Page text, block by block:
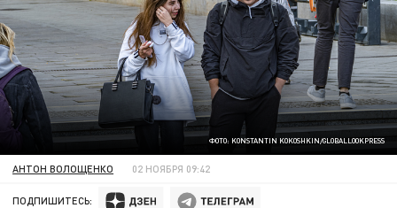
ФОТО: KONSTANTIN KOKOSHKIN/GLOBALLOOKPRESS
АНТОН ВОЛОЩЕНКО 02 НОЯБРЯ 09:42
ПОДПИШИТЕСЬ: